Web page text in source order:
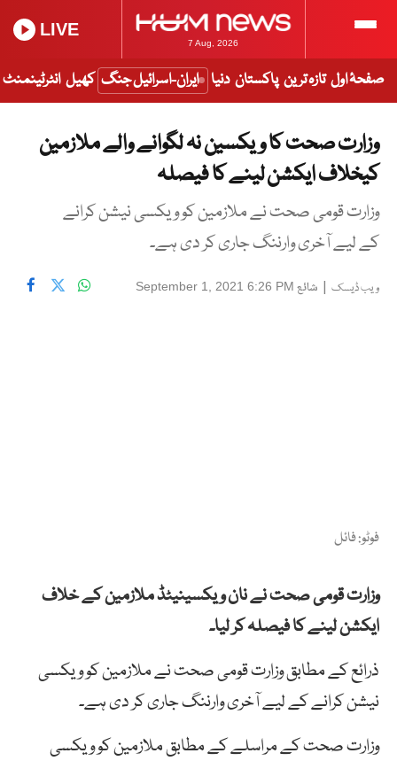
7 Aug, 2026
LIVE
صفحۂ اول تازہ ترین پاکستان دنیا ایران-اسرائیل جنگ کھیل انٹرٹینمنٹ
وزارت صحت کا ویکسین نہ لگوانے والے ملازمین
کیخلاف ایکشن لینے کا فیصلہ
وزارت قومی صحت نے ملازمین کو ویکسی نیشن کرانے
کے لیے آخری وارننگ جاری کر دی ہے۔
ویب ڈیسک | شائع September 1, 2021 6:26 PM
فوٹو: فائل
وزارت قومی صحت نے نان ویکسینیٹڈ ملازمین کے خلاف
ایکشن لینے کا فیصلہ کر لیا۔
ذرائع کے مطابق وزارت قومی صحت نے ملازمین کو ویکسی
نیشن کرانے کے لیے آخری وارننگ جاری کر دی ہے۔
وزارت صحت کے مراسلے کے مطابق ملازمین کو ویکسی